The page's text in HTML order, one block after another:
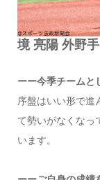
境 亮陽 外野手
ーー今季チームと
序盤はいい形で進
て勢いがなくなっ
います。